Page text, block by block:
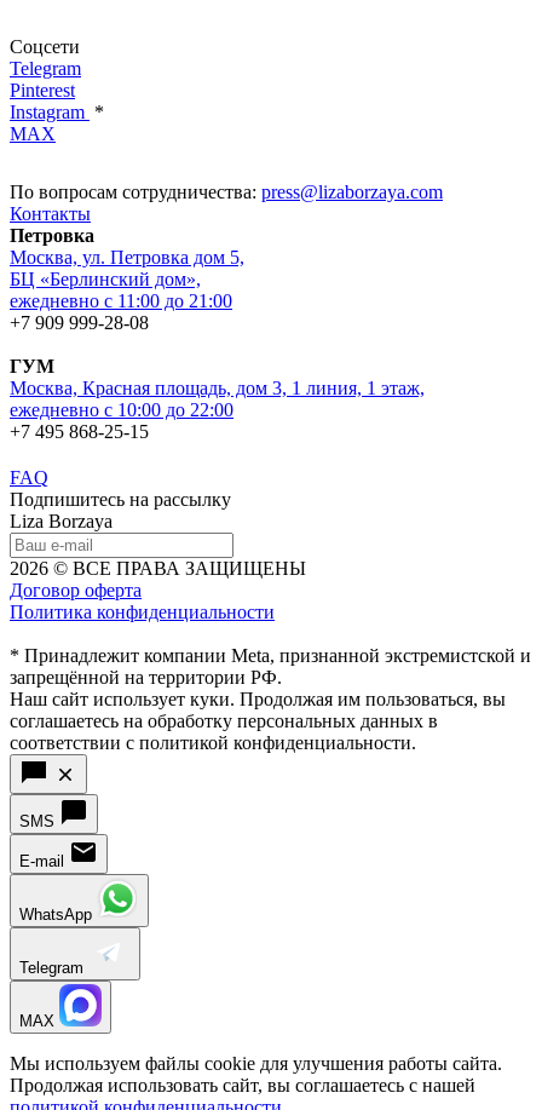
Соцсети
Telegram
Pinterest
Instagram *
MAX
По вопросам сотрудничества: press@lizaborzaya.com
Контакты
Петровка
Москва, ул. Петровка дом 5,
БЦ «Берлинский дом»,
ежедневно с 11:00 до 21:00
+7 909 999-28-08
ГУМ
Москва, Красная площадь, дом 3, 1 линия, 1 этаж,
ежедневно с 10:00 до 22:00
+7 495 868-25-15
FAQ
Подпишитесь на рассылку
Liza Borzaya
2026 © ВСЕ ПРАВА ЗАЩИЩЕНЫ
Договор оферта
Политика конфиденциальности
* Принадлежит компании Meta, признанной экстремистской и
запрещённой на территории РФ.
Наш сайт использует куки. Продолжая им пользоваться, вы
соглашаетесь на обработку персональных данных в
соответствии с политикой конфиденциальности.
SMS
E-mail
WhatsApp
Telegram
MAX
Мы используем файлы cookie для улучшения работы сайта.
Продолжая использовать сайт, вы соглашаетесь с нашей